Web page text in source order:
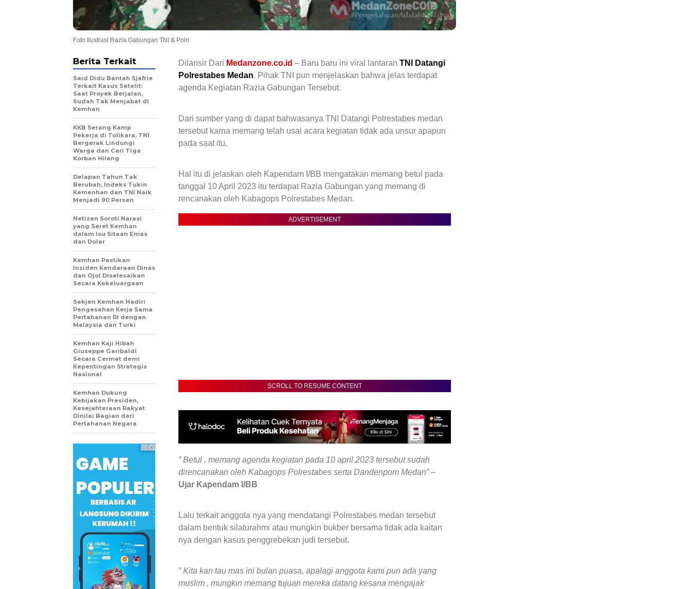
Foto Ilustrasi Razia Gabungan TNI & Polri
Dilansir Dari Medanzone.co.id – Baru baru ini viral lantaran TNI Datangi
Polrestabes Medan. Pihak TNI pun menjelaskan bahwa jelas terdapat
agenda Kegiatan Razia Gabungan Tersebut.
Dari sumber yang di dapat bahwasanya TNI Datangi Polrestabes medan
tersebut karna memang telah usai acara kegiatan tidak ada unsur apapun
pada saat itu.
Hal itu di jelaskan oleh Kapendam I/BB mengatakan memang betul pada
tanggal 10 April 2023 itu terdapat Razia Gabungan yang memang di
rencanakan oleh Kabagops Polrestabes Medan.
ADVERTISEMENT
SCROLL TO RESUME CONTENT
” Betul , memang agenda kegiatan pada 10 april 2023 tersebut sudah
direncanakan oleh Kabagops Polrestabes serta Dandenpom Medan” –
Ujar Kapendam I/BB
Lalu terkait anggota nya yang mendatangi Polrestabes medan tersebut
dalam bentuk silaturahmi atau mungkin bukber bersama tidak ada kaitan
nya dengan kasus penggrebekan judi tersebut.
” Kita kan tau mas ini bulan puasa, apalagi anggota kami pun ada yang
muslim , mungkin memang tujuan mereka datang kesana mengajak
Berita Terkait
Said Didu Bantah Sjafrie
Terkait Kasus Satelit:
Saat Proyek Berjalan,
Sudah Tak Menjabat di
Kemhan
KKB Serang Kamp
Pekerja di Tolikara, TNI
Bergerak Lindungi
Warga dan Cari Tiga
Korban Hilang
Delapan Tahun Tak
Berubah, Indeks Tukin
Kemenhan dan TNI Naik
Menjadi 90 Persen
Netizen Soroti Narasi
yang Seret Kemhan
dalam Isu Sitaan Emas
dan Dolar
Kemhan Pastikan
Insiden Kendaraan Dinas
dan Ojol Diselesaikan
Secara Kekeluargaan
Sekjen Kemhan Hadiri
Pengesahan Kerja Sama
Pertahanan RI dengan
Malaysia dan Turki
Kemhan Kaji Hibah
Giuseppe Garibaldi
Secara Cermat demi
Kepentingan Strategis
Nasional
Kemhan Dukung
Kebijakan Presiden,
Kesejahteraan Rakyat
Dinilai Bagian dari
Pertahanan Negara